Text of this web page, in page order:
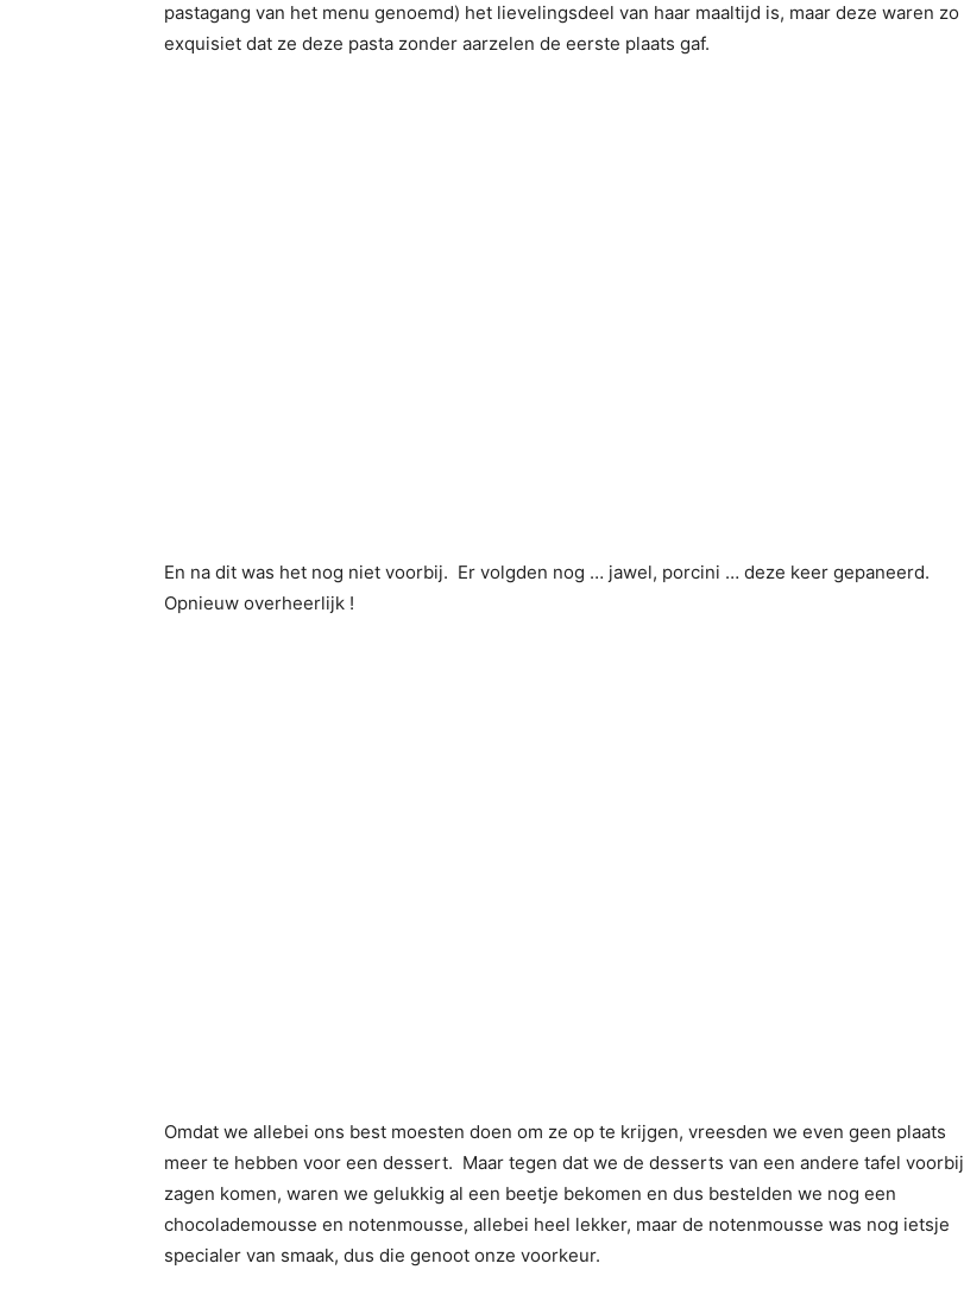
pastagang van het menu genoemd) het lievelingsdeel van haar maaltijd is, maar deze waren zo
exquisiet dat ze deze pasta zonder aarzelen de eerste plaats gaf.
En na dit was het nog niet voorbij. Er volgden nog … jawel, porcini … deze keer gepaneerd.
Opnieuw overheerlijk !
Omdat we allebei ons best moesten doen om ze op te krijgen, vreesden we even geen plaats
meer te hebben voor een dessert. Maar tegen dat we de desserts van een andere tafel voorbij
zagen komen, waren we gelukkig al een beetje bekomen en dus bestelden we nog een
chocolademousse en notenmousse, allebei heel lekker, maar de notenmousse was nog ietsje
specialer van smaak, dus die genoot onze voorkeur.